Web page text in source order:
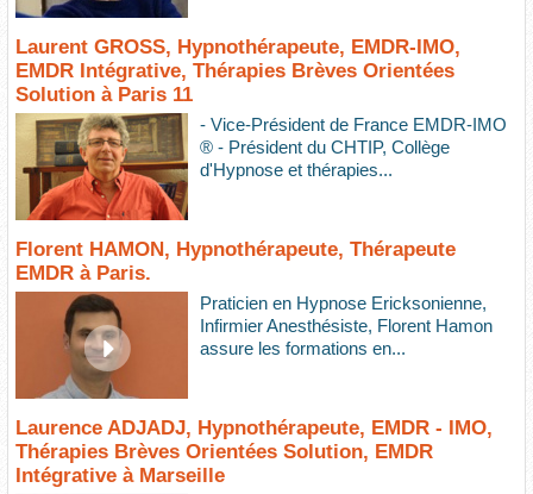
Laurent GROSS, Hypnothérapeute, EMDR-IMO,
EMDR Intégrative, Thérapies Brèves Orientées
Solution à Paris 11
- Vice-Président de France EMDR-IMO
® - Président du CHTIP, Collège
d'Hypnose et thérapies...
Florent HAMON, Hypnothérapeute, Thérapeute
EMDR à Paris.
Praticien en Hypnose Ericksonienne,
Infirmier Anesthésiste, Florent Hamon
assure les formations en...
Laurence ADJADJ, Hypnothérapeute, EMDR - IMO,
Thérapies Brèves Orientées Solution, EMDR
Intégrative à Marseille